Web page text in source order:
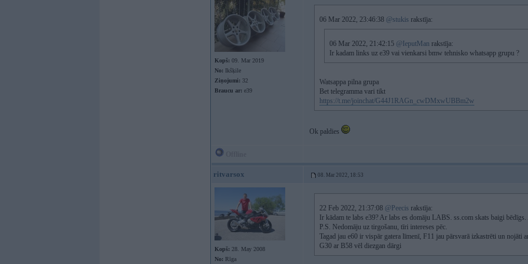
Kopš: 09. Mar 2019
No: Ikšķile
Ziņojumi: 32
Braucu ar: e39
06 Mar 2022, 23:46:38 @stukis rakstīja:
06 Mar 2022, 21:42:15 @IeputMan rakstīja:
Ir kadam links uz e39 vai vienkarsi bmw tehnisko whatsapp grupu ?
Watsappa pilna grupa
Bet telegramma vari tikt
https://t.me/joinchat/G44J1RAGn_cwDMxwUBBm2w
Ok paldies
ritvarsox 08. Mar 2022, 18:53
Kopš: 28. May 2008
No: Rīga
22 Feb 2022, 21:37:08 @Peecis rakstīja:
Ir kādam te labs e39? Ar labs es domāju LABS. ss.com skats baigi
P.S. Nedomāju uz tirgošanu, tīri intereses pēc.
Tagad jau e60 ir vispār gatera līmenī, F11 jau pārsvarā izkastrēti un nojāti
G30 ar B58 vēl diezgan dārgi